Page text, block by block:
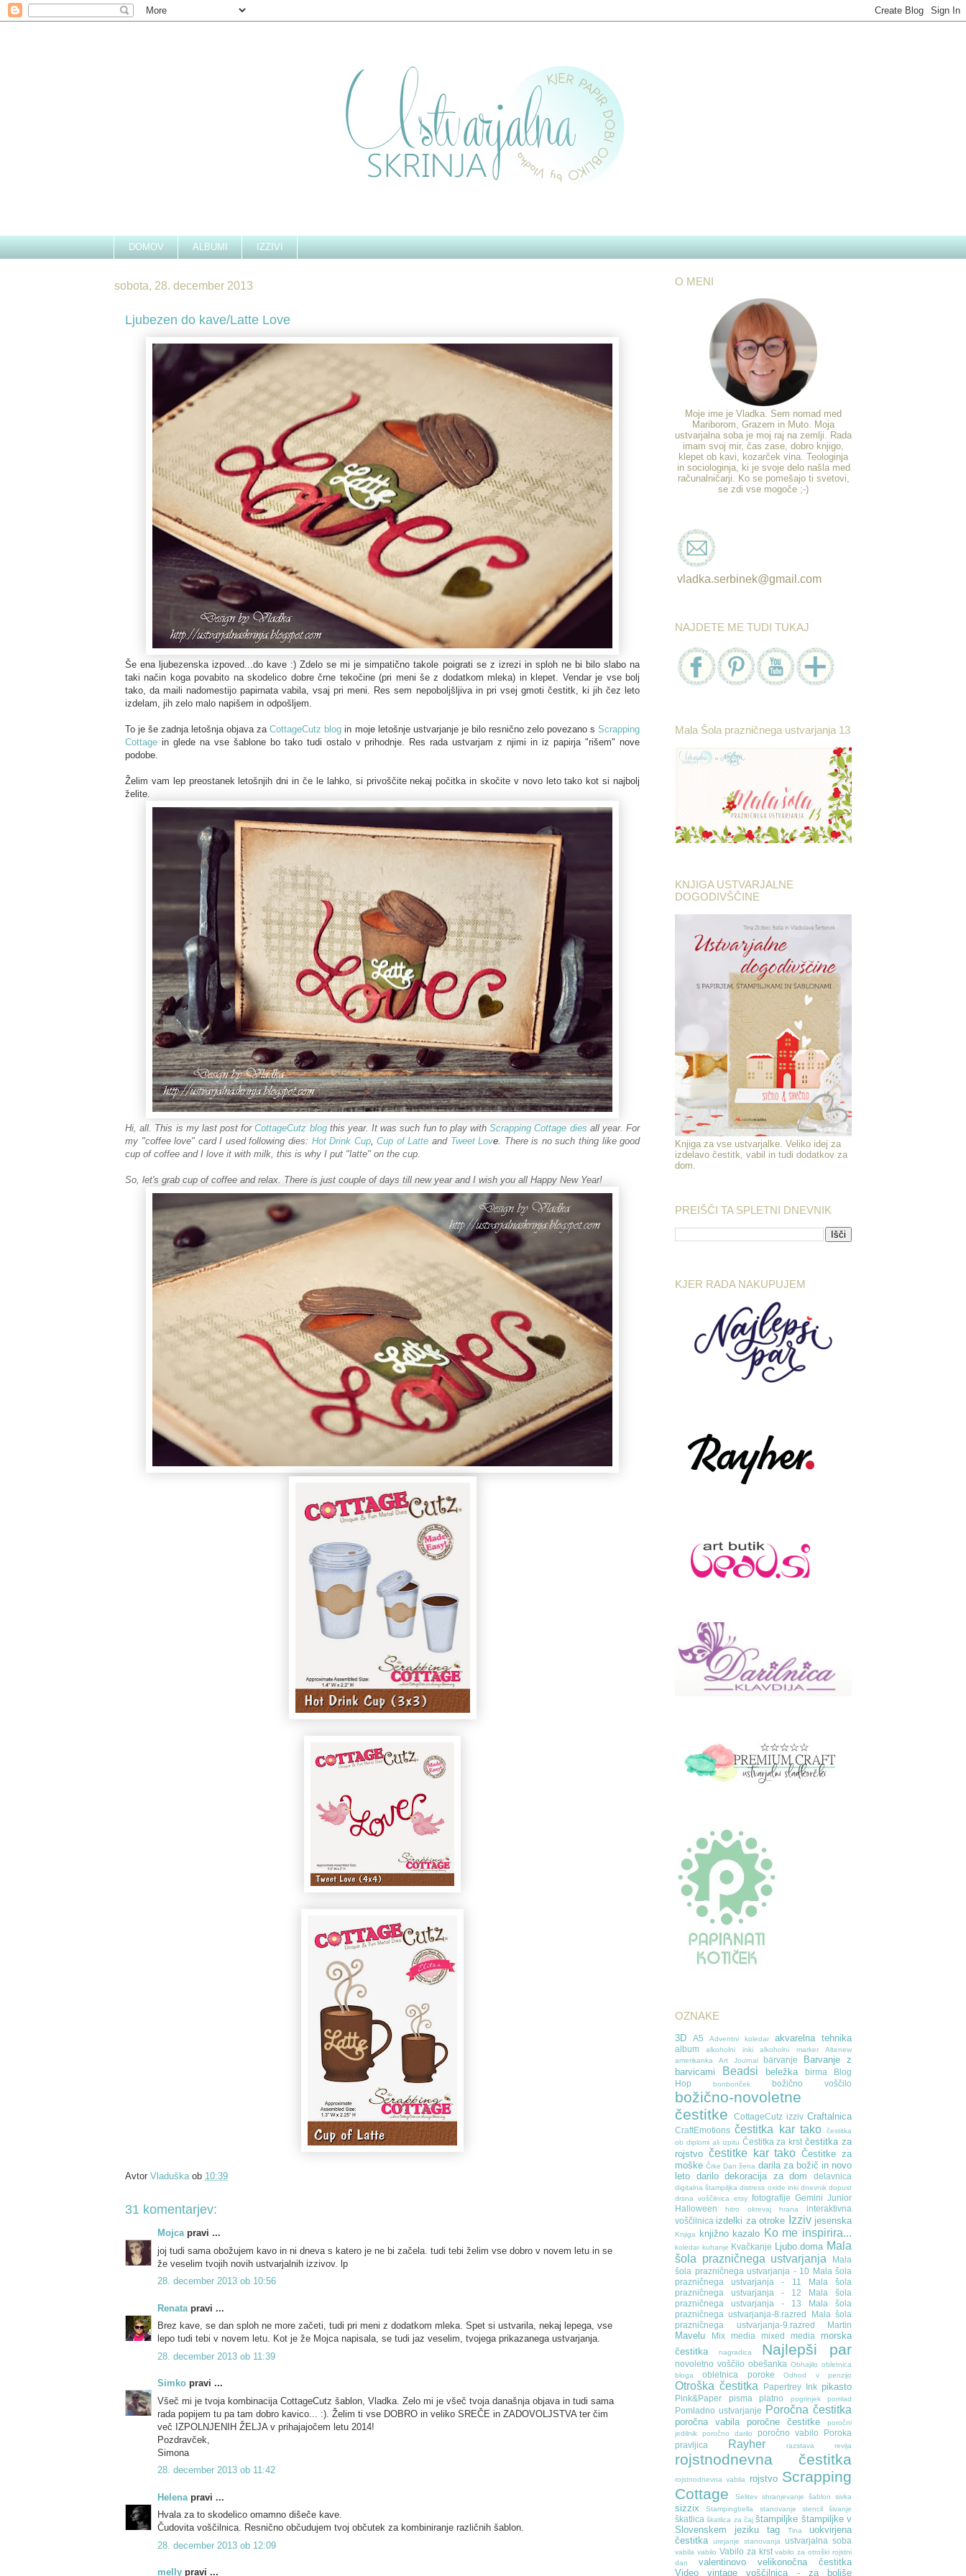
DOMOV ALBUMI IZZIVI
sobota, 28. december 2013
Ljubezen do kave/Latte Love
Še ena ljubezenska izpoved...do kave :) Zdelo se mi je simpatično takole poigrati se z izrezi in sploh ne bi bilo slabo na
taki način koga povabito na skodelico dobre črne tekočine (pri meni še z dodatkom mleka) in klepet. Vendar je vse bolj
tako, da maili nadomestijo papirnata vabila, vsaj pri meni. Res sem nepoboljšljiva in pri vsej gmoti čestitk, ki jih čez leto
izdelam, jih zelo malo napišem in odpošljem.
To je še zadnja letošnja objava zaCottageCutz blog in moje letošnje ustvarjanje je bilo resnično zelo povezano sScrapping
Cottage in glede na vse šablone bo tako tudi ostalo v prihodnje. Res rada ustvarjam z njimi in iz papirja "rišem" nove
podobe.
Želim vam lep preostanek letošnjih dni in če le lahko, si privoščite nekaj počitka in skočite v novo leto tako kot si najbolj
želite.
Hi, all. This is my last post for CottageCutz blog this year. It was such fun to play with Scrapping Cottage dies all year. For
my "coffee love" card I used following dies: Hot Drink Cup,Cup of Latte and Tweet Love. There is no such thing like good
cup of coffee and I love it with milk, this is why I put "latte" on the cup.
So, let's grab cup of coffee and relax. There is just couple of days till new year and I wish you all Happy New Year!
Avtor Vladuška ob 10:39
31 komentarjev:
Mojcapravi ...
joj tudi sama obožujem kavo in ni dneva s katero je ne bi začela. tudi tebi želim vse dobro v novem letu in se
že veselim tvojih novih ustvarjalnih izzivov. lp
28. december 2013 ob 10:56
Renata pravi ...
Brez kave, se dan sploh ne more začeti, tudi pri meni z dodatkom mleka. Spet si ustvarila, nekaj lepega, vse
lepo tudi tebi v novem letu. Kot je že Mojca napisala, se tudi jaz veselim, tvojega prikazanega ustvarjanja.
28. december 2013 ob 11:39
Simko pravi ...
Všeč mi je tvoja kombinacija CottageCutz šablon, Vladka. Zelo mi je všeč tvoja današnja objava in tudi sama
rada popijem tu pa tam dobro kavico... :). Želim ti vse DOBRO in veliko SREČE in ZADOVOLJSTVA ter čim
več IZPOLNJENIH ŽELJA v prihajajočem letu 2014!
Pozdravček,
Simona
28. december 2013 ob 11:42
Helena pravi ...
Hvala za to skodelico omamno dišeče kave.
Čudovita voščilnica. Resnično občudujem tvoj občutek za kombiniranje različnih šablon.
28. december 2013 ob 12:09
melly pravi ...
O MENI
Moje ime je Vladka. Sem nomad med
Mariborom, Grazem in Muto. Moja
ustvarjalna soba je moj raj na zemlji. Rada
imam svoj mir, čas zase, dobro knjigo,
klepet ob kavi, kozarček vina. Teologinja
in sociologinja, ki je svoje delo našla med
računalničarji. Ko se pomešajo ti svetovi,
se zdi vse mogoče ;-)
vladka.serbinek@gmail.com
NAJDETE ME TUDI TUKAJ
Mala Šola prazničnega ustvarjanja 13
KNJIGA USTVARJALNE
DOGODIVŠČINE
Knjiga za vse ustvarjalke. Veliko idej za
izdelavo čestitk, vabil in tudi dodatkov za
dom.
PREIŠČI TA SPLETNI DNEVNIK
KJER RADA NAKUPUJEM
OZNAKE
3D A5 Adventni koledar akvarelna tehnika
album alkoholni inki alkoholni marker
Altenew
amerikanka
Art Journal barvanje
Barvanje z
barvicami
Beadsi beležka birma
Blog
Hop
bonbonček božično voščilo
božično-novoletne
čestitke
CottageCutz izziv Craftalnica
CraftEmotions čestitka kar tako
čestitka
ob diplomi ali izpitu Čestitka za krst čestitka za
rojstvo čestitke kar tako Čestitke za
moške Črke Dan žena darila za božič in novo
leto darilo dekoracija za dom delavnica
digitalna štampiljka distress oxide inki dnevnik dopust
drsna voščilnica etsy fotografije Gemini Junior
Halloween
hitro okrevaj hrana
interaktivna
voščilnica izdelki za otroke Izziv jesenska
Knjiga knjižno kazalo Ko me inspirira...
koledar kuhanje Kvačkanje Ljubo doma Mala
šola prazničnega ustvarjanja
Mala
šola prazničnega ustvarjanja - 10 Mala šola
prazničnega ustvarjanja - 11
Mala šola
prazničnega ustvarjanja - 12
Mala šola
prazničnega ustvarjanja - 13
Mala šola
prazničnega ustvarjanja-8.razred
Mala šola
prazničnega ustvarjanja-9.razred
Martin
Mavelu Mix media mixed media
morska
čestitka
nagradica Najlepši par
novoletno voščilo obešanka Obhajilo obletnica
bloga
obletnica poroke Odhod v penzijo
Otroška čestitka Papertrey Ink pikasto
Pink&Paper pisma platno pogrinjek pomlad
Pomladno ustvarjanje Poročna čestitka
poročna vabila poročne čestitke
poročni
jedilnik
poročno darilo poročno vabilo
Poroka
pravljica
Rayher razstava revija
rojstnodnevna čestitka
rojstnodnevna vabila rojstvo Scrapping
Cottage
Selitev shranjevanje šablon sivka
sizzix Stampingbella stanovanje stencil šivanje
škatlica škatlica za čaj štampiljke štampiljke v
Slovenskem jeziku
tag Tina
uokvirjena
čestitka
urejanje stanovanja ustvarjalna soba
vabila vabilo Vabilo za krst vabilo za otroški rojstni
dan
valentinovo
velikonočna čestitka
Video
vintage voščilnica - za boljše